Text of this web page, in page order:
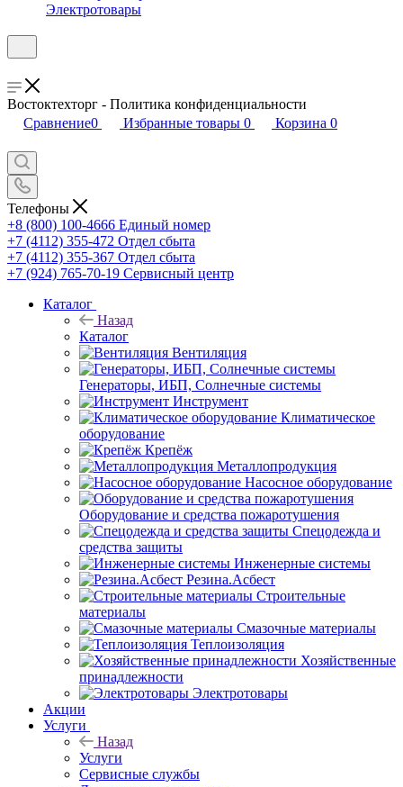
Электротовары
Востоктехторг - Политика конфиденциальности
Сравнение0 Избранные товары 0 Корзина 0
Телефоны
+8 (800) 100-4666 Единый номер
+7 (4112) 355-472 Отдел сбыта
+7 (4112) 355-367 Отдел сбыта
+7 (924) 765-70-19 Сервисный центр
Каталог
Назад
Каталог
Вентиляция
Генераторы, ИБП, Солнечные системы
Инструмент
Климатическое
оборудование
Крепёж
Металлопродукция
Насосное оборудование
Оборудование и средства пожаротушения
Спецодежда и
средства защиты
Инженерные системы
Резина.Асбест
Строительные
материалы
Смазочные материалы
Теплоизоляция
Хозяйственные
принадлежности
Электротовары
Акции
Услуги
Назад
Услуги
Сервисные службы